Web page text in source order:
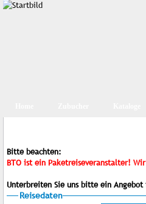
Bitte beachten:
BTO ist ein Paketreiseveranstalter!
Unterbreiten Sie uns bitte ein
Reisedaten